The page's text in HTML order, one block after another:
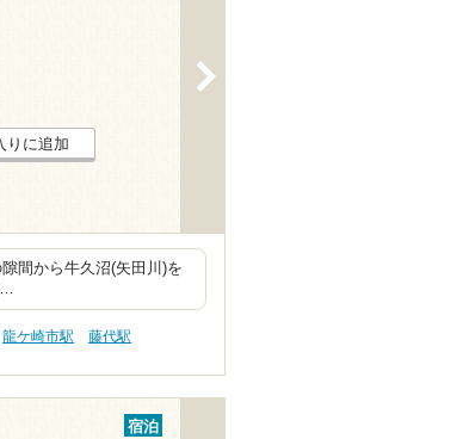
りに追加
間から牛久沼(矢田川)を
…
龍ケ崎市駅
藤代駅
宿泊